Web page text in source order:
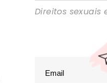
Direitos sexuais